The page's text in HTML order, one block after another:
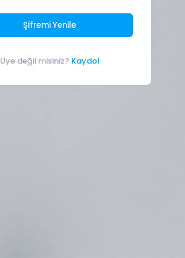
Şifremi Yenile
Üye değil misiniz? Kaydol